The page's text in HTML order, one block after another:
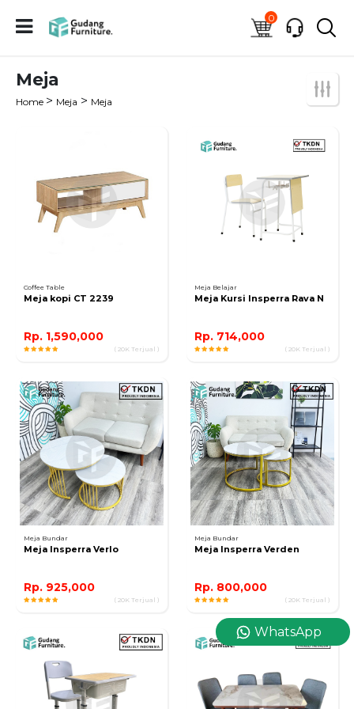
0
Meja
Home > Meja > Meja
Coffee Table
Meja kopi CT 2239
Rp. 1,590,000
( 20K Terjual )
Meja Belajar
Meja Kursi Insperra Rava N
Rp. 714,000
( 20K Terjual )
Meja Bundar
Meja Insperra Verlo
Rp. 925,000
( 20K Terjual )
Meja Bundar
Meja Insperra Verden
Rp. 800,000
( 20K Terjual )
WhatsApp